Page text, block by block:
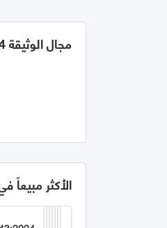
مجال الوثيقة GSO ISO 105-B02:2024
الأكثر مبيعاً